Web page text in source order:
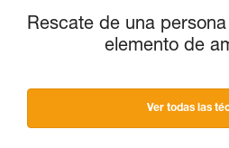
Rescate de una
elemento de
Ver todas las